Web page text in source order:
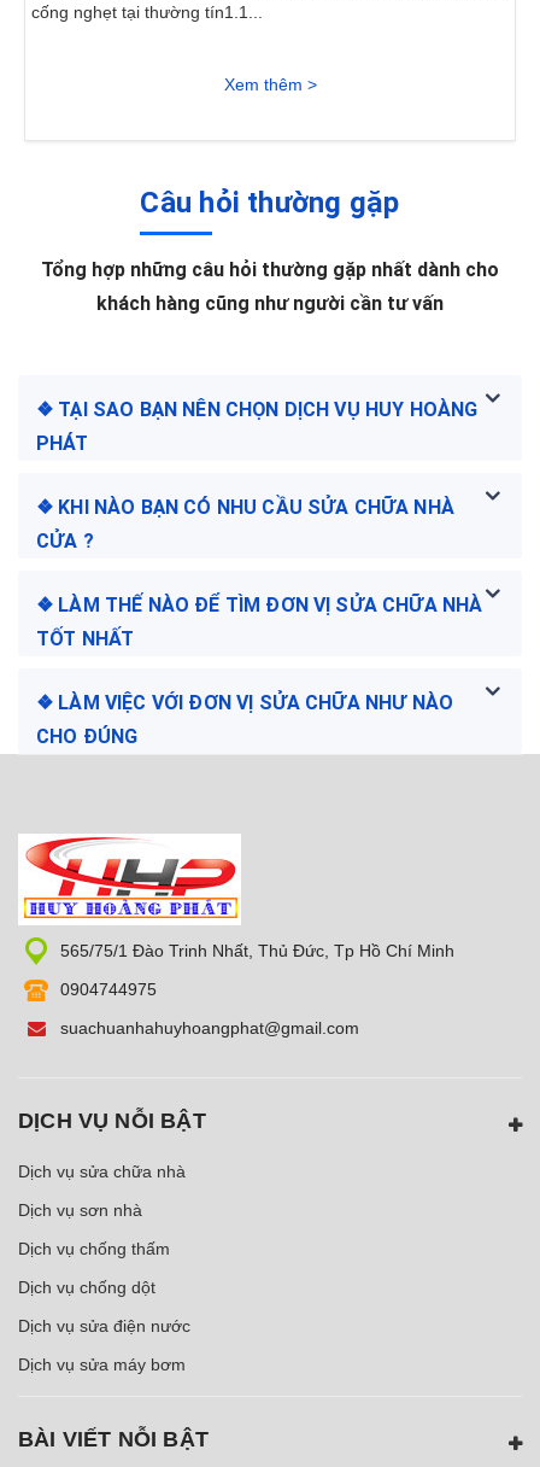
cống nghẹt tại thường tín1.1...
Xem thêm >
Câu hỏi thường gặp
Tổng hợp những câu hỏi thường gặp nhất dành cho
khách hàng cũng như người cần tư vấn
❖ TẠI SAO BẠN NÊN CHỌN DỊCH VỤ HUY HOÀNG
PHÁT
❖ KHI NÀO BẠN CÓ NHU CẦU SỬA CHỮA NHÀ
CỬA ?
❖ LÀM THẾ NÀO ĐỂ TÌM ĐƠN VỊ SỬA CHỮA NHÀ
TỐT NHẤT
❖ LÀM VIỆC VỚI ĐƠN VỊ SỬA CHỮA NHƯ NÀO
CHO ĐÚNG
565/75/1 Đào Trinh Nhất, Thủ Đức, Tp Hồ Chí Minh
0904744975
suachuanhahuyhoangphat@gmail.com
DỊCH VỤ NỖI BẬT
Dịch vụ sửa chữa nhà
Dịch vụ sơn nhà
Dịch vụ chống thấm
Dịch vụ chống dột
Dịch vụ sửa điện nước
Dịch vụ sửa máy bơm
BÀI VIẾT NỖI BẬT